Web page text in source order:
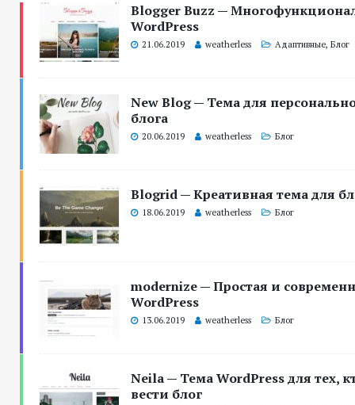
Blogger Buzz —
WordPress
21.06.2019 weatherless Адаптивные, Блог
New Blog — Тема для
блога
20.06.2019 weatherless Блог
Blogrid — Креативная тема для
18.06.2019 weatherless Блог
modernize — Простая и
WordPress
13.06.2019 weatherless Блог
Neila — Тема WordPress для тех,
вести блог